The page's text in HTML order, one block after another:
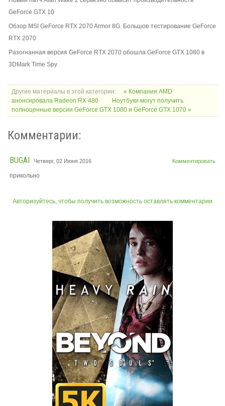
GeForce GTX 10
Обзор MSI GeForce RTX 2070 Armor 8G. Большое тестирование GeForce
RTX 2070
Разогнанная версия GeForce RTX 2070 обошла GeForce GTX 1080 в
3DMark Time Spy
Другие материалы в этой категории:
« Компания AMD
анонсировала Radeon RX 480
Ноутбуки могут получить
полноценные версии GeForce GTX 1080 и GeForce GTX 1070 »
Комментарии:
Комментировать
BUGAI Четверг, 02 Июня 2016
прикольно
Авторизуйтесь, чтобы получить возможность оставлять комментарии